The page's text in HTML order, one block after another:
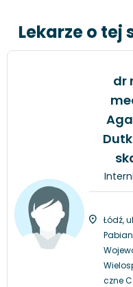
Lekarze o
dr
Łódź,
czne